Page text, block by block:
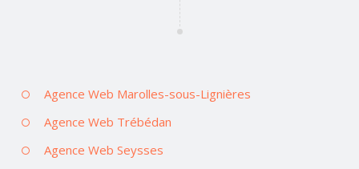
Agence Web Marolles-sous-Lignières
Agence Web Trébédan
Agence Web Seysses